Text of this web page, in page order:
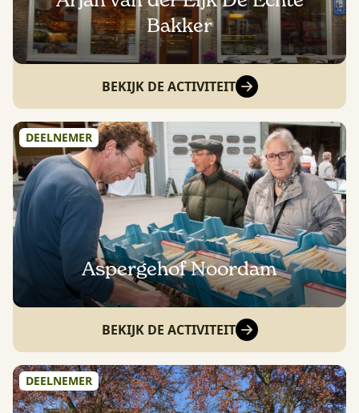
Bakker
BEKIJK DE ACTIVITEIT
DEELNEMER
Aspergehof Noordam
BEKIJK DE ACTIVITEIT
DEELNEMER